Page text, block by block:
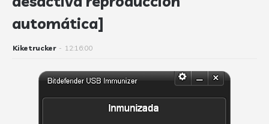
automática]
Kiketrucker - 12:16:00